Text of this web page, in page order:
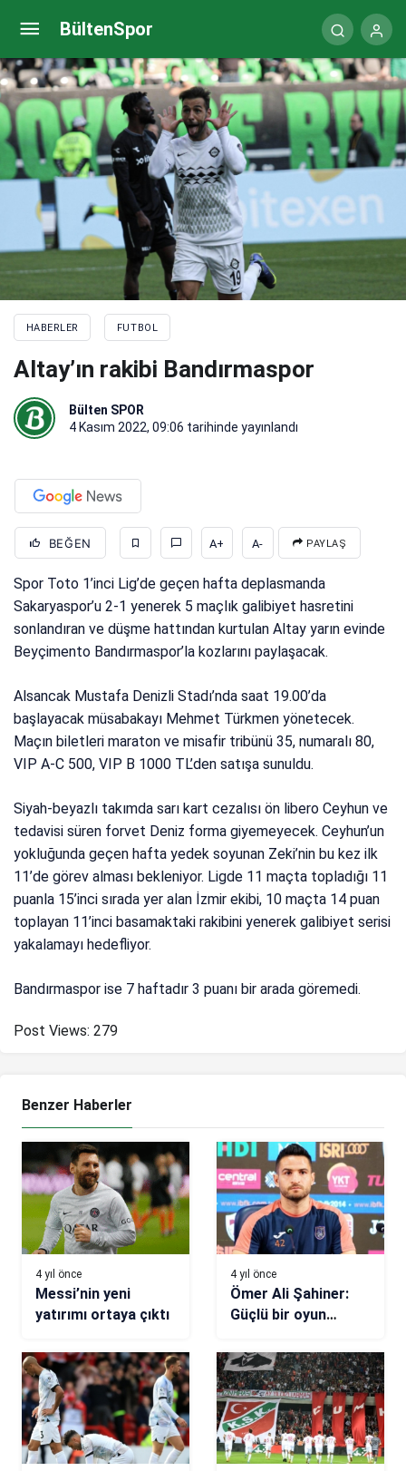
BültenSpor
HABERLER FUTBOL
Altay’ın rakibi Bandırmaspor
Bülten SPOR
4 Kasım 2022, 09:06 tarihinde yayınlandı
BEĞEN A+ A- PAYLAŞ
Spor Toto 1’inci Lig’de geçen hafta deplasmanda
Sakaryaspor’u 2-1 yenerek 5 maçlık galibiyet hasretini
sonlandıran ve düşme hattından kurtulan Altay yarın evinde
Beyçimento Bandırmaspor’la kozlarını paylaşacak.
Alsancak Mustafa Denizli Stadı’nda saat 19.00’da
başlayacak müsabakayı Mehmet Türkmen yönetecek.
Maçın biletleri maraton ve misafir tribünü 35, numaralı 80,
VIP A-C 500, VIP B 1000 TL’den satışa sunuldu.
Siyah-beyazlı takımda sarı kart cezalısı ön libero Ceyhun ve
tedavisi süren forvet Deniz forma giyemeyecek. Ceyhun’un
yokluğunda geçen hafta yedek soyunan Zeki’nin bu kez ilk
11’de görev alması bekleniyor. Ligde 11 maçta topladığı 11
puanla 15’inci sırada yer alan İzmir ekibi, 10 maçta 14 puan
toplayan 11’inci basamaktaki rakibini yenerek galibiyet serisi
yakalamayı hedefliyor.
Bandırmaspor ise 7 haftadır 3 puanı bir arada göremedi.
Post Views: 279
Benzer Haberler
4 yıl önce
Messi’nin yeni
yatırımı ortaya çıktı
4 yıl önce
Ömer Ali Şahiner:
Güçlü bir oyun
İtalya’da dev derbi: Roma – Lazio